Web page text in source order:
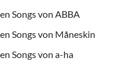
Songs von ABBA
Songs von Måneskin
Songs von a-ha